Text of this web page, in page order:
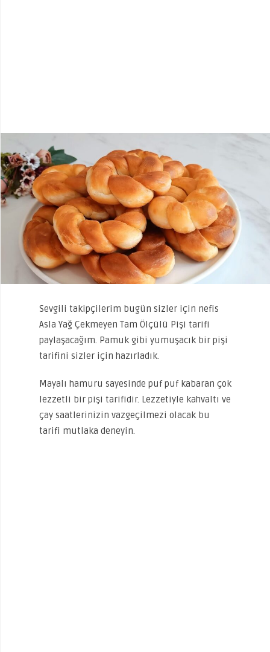
Sevgili takipçilerim bugün sizler için nefis
Asla Yağ Çekmeyen Tam Ölçülü Pişi tarifi
paylaşacağım. Pamuk gibi yumuşacık bir pişi
tarifini sizler için hazırladık.
Mayalı hamuru sayesinde puf puf kabaran çok
lezzetli bir pişi tarifidir. Lezzetiyle kahvaltı ve
çay saatlerinizin vazgeçilmezi olacak bu
tarifi mutlaka deneyin.